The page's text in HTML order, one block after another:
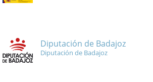
Diputación de Badajoz
Diputación de Badajoz